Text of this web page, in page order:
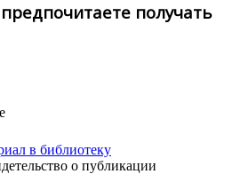
получать
в библиотеку
о публикации